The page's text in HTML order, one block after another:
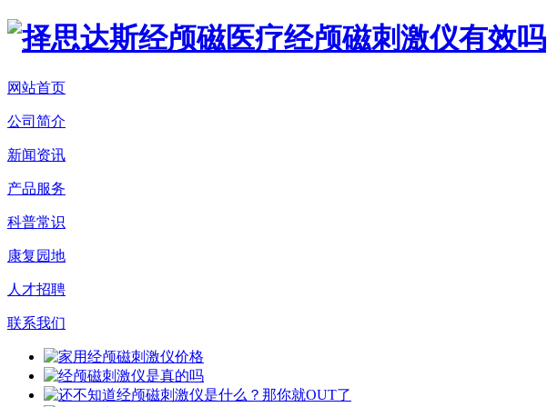
网站首页
公司简介
新闻资讯
产品服务
科普常识
康复园地
人才招聘
联系我们